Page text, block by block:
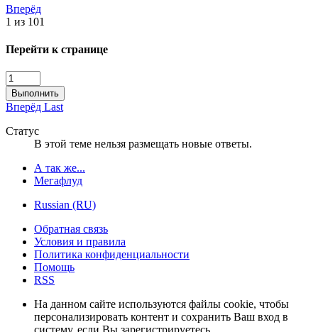
Вперёд
1 из 101
Перейти к странице
Выполнить
Вперёд Last
Статус
В этой теме нельзя размещать новые ответы.
А так же...
Мегафлуд
Russian (RU)
Обратная связь
Условия и правила
Политика конфиденциальности
Помощь
RSS
На данном сайте используются файлы cookie, чтобы
персонализировать контент и сохранить Ваш вход в